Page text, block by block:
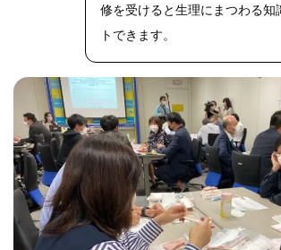
修を受けると生理にまつわる知
トできます。